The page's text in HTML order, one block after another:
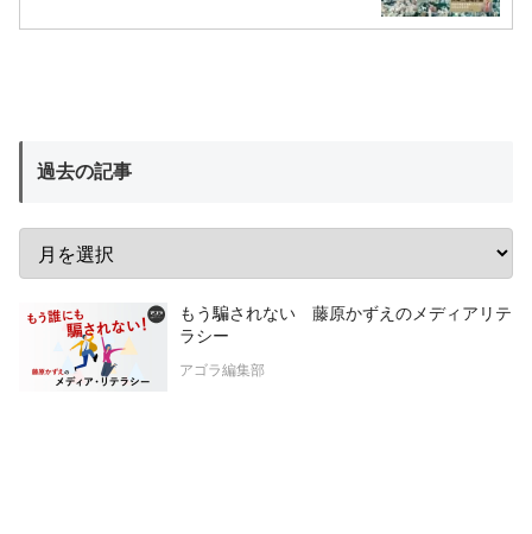
過去の記事
もう騙されない 藤原かずえのメディアリテ
ラシー
アゴラ編集部